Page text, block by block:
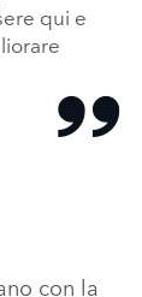
qui e
con la